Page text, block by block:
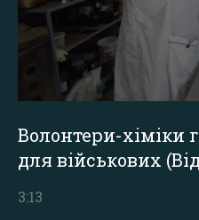
Волонтери-хіміки
для військових
3:13